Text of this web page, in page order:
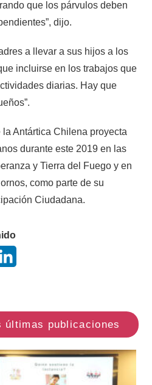
que los párvulos deben
dijo.
a llevar a sus hijos a los
incluirse en los trabajos que
diarias. Hay que
Antártica Chilena proyecta
durante este 2019 en las
y Tierra del Fuego y en
como parte de su
Ciudadana.